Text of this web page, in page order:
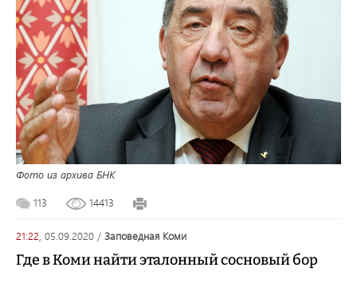
Фото из архива БНК
113 14413
21:22, 05.09.2020 / Заповедная Коми
Где в Коми найти эталонный сосновый бор